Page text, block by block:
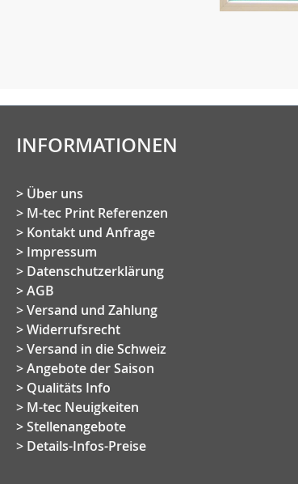
INFORMATIONEN
Über uns
M-tec Print Referenzen
Kontakt und Anfrage
Impressum
Datenschutzerklärung
AGB
Versand und Zahlung
Widerrufsrecht
Versand in die Schweiz
Angebote der Saison
Qualitäts Info
M-tec Neuigkeiten
Stellenangebote
Details-Infos-Preise